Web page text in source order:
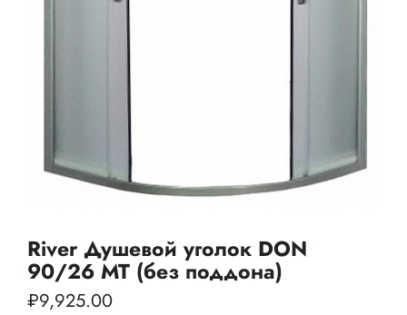
River Душевой уголок DON
90/26 МТ (без поддона)
₽9,925.00